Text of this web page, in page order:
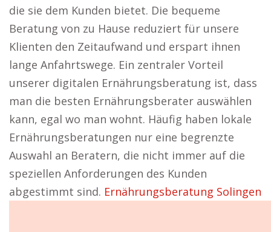
die sie dem Kunden bietet. Die bequeme
Beratung von zu Hause reduziert für unsere
Klienten den Zeitaufwand und erspart ihnen
lange Anfahrtswege. Ein zentraler Vorteil
unserer digitalen Ernährungsberatung ist, dass
man die besten Ernährungsberater auswählen
kann, egal wo man wohnt. Häufig haben lokale
Ernährungsberatungen nur eine begrenzte
Auswahl an Beratern, die nicht immer auf die
speziellen Anforderungen des Kunden
abgestimmt sind. Ernährungsberatung Solingen